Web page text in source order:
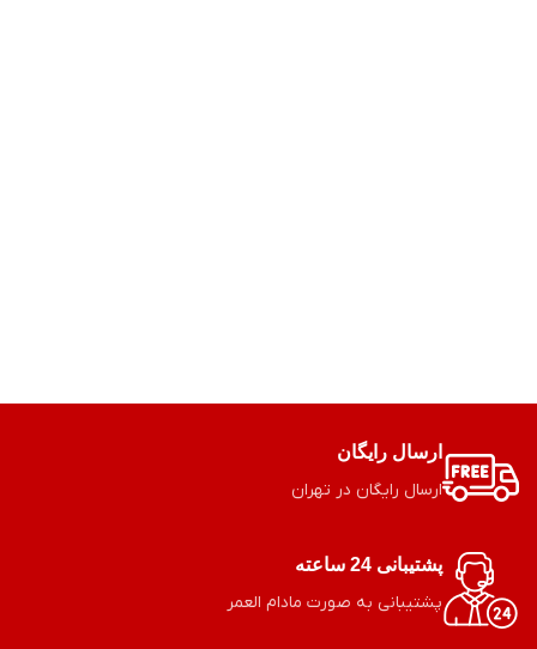
ارسال رایگان
ارسال رایگان در تهران
پشتیبانی 24 ساعته
پشتیبانی به صورت مادام العمر